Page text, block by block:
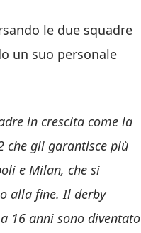
le due squadre
un suo personale
in crescita come la
che gli garantisce più
e Milan, che si
alla fine. Il derby
16 anni sono diventato